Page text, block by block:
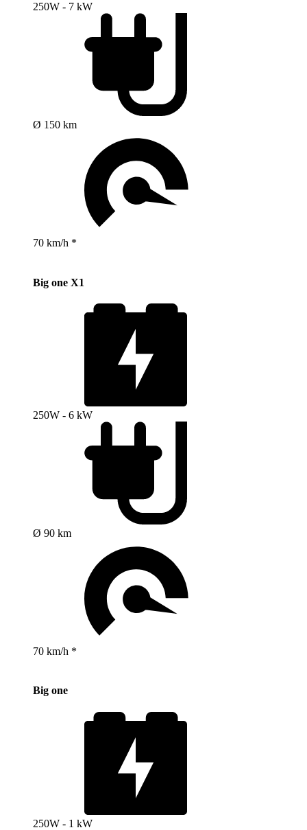
250W - 7 kW
Ø 150 km
70 km/h *
Big one X1
250W - 6 kW
Ø 90 km
70 km/h *
Big one
250W - 1 kW